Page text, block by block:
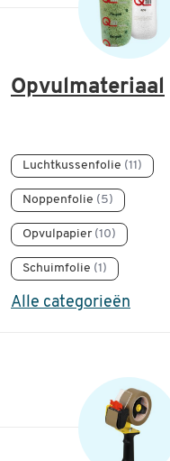
Opvulmateriaal
Luchtkussenfolie (11)
Noppenfolie (5)
Opvulpapier (10)
Schuimfolie (1)
Alle categorieën